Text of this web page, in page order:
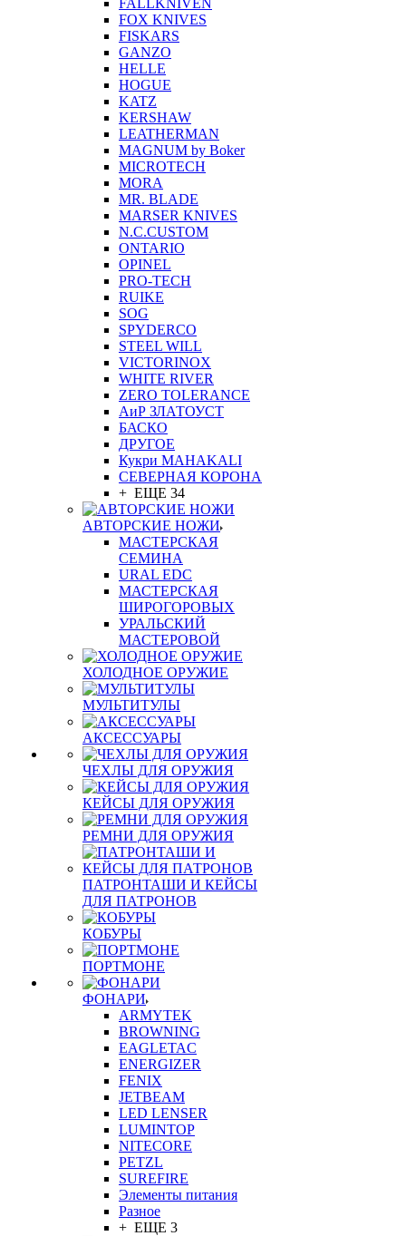
FALLKNIVEN
FOX KNIVES
FISKARS
GANZO
HELLE
HOGUE
KATZ
KERSHAW
LEATHERMAN
MAGNUM by Boker
MICROTECH
MORA
MR. BLADE
MARSER KNIVES
N.C.CUSTOM
ONTARIO
OPINEL
PRO-TECH
RUIKE
SOG
SPYDERCO
STEEL WILL
VICTORINOX
WHITE RIVER
ZERO TOLERANCE
АиР ЗЛАТОУСТ
БАСКО
ДРУГОЕ
Кукри MAHAKALI
СЕВЕРНАЯ КОРОНА
+ ЕЩЕ 34
АВТОРСКИЕ НОЖИ
МАСТЕРСКАЯ
СЕМИНА
URAL EDC
МАСТЕРСКАЯ
ШИРОГОРОВЫХ
УРАЛЬСКИЙ
МАСТЕРОВОЙ
ХОЛОДНОЕ ОРУЖИЕ
МУЛЬТИТУЛЫ
АКСЕССУАРЫ
ЧЕХЛЫ ДЛЯ ОРУЖИЯ
КЕЙСЫ ДЛЯ ОРУЖИЯ
РЕМНИ ДЛЯ ОРУЖИЯ
ПАТРОНТАШИ И КЕЙСЫ
ДЛЯ ПАТРОНОВ
КОБУРЫ
ПОРТМОНЕ
ФОНАРИ
ARMYTEK
BROWNING
EAGLETAC
ENERGIZER
FENIX
JETBEAM
LED LENSER
LUMINTOP
NITECORE
PETZL
SUREFIRE
Элементы питания
Разное
+ ЕЩЕ 3